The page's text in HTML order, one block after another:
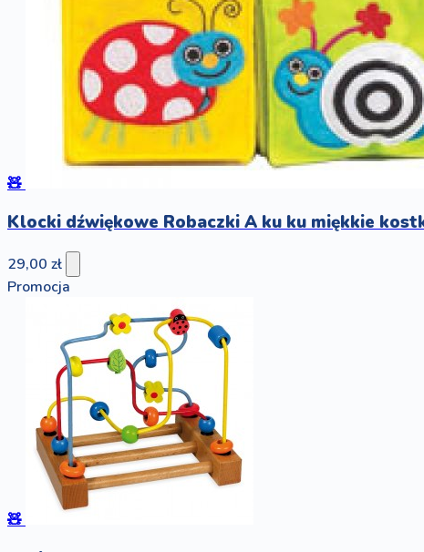
🧸
Klocki dźwiękowe Robaczki A ku ku miękkie
29,00 zł
Promocja
🧸